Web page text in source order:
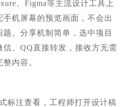
、Figma等主流设计工具上
机屏幕的预览画面，不会出
。分享机制简单，选中项目
、QQ直接转发，接收方无需
内容。
标注查看，工程师打开设计稿